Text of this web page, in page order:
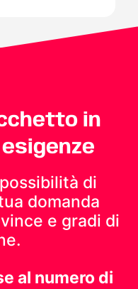
in
di
domanda
e gradi di
al numero di